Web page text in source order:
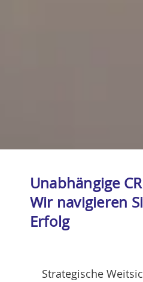
Unabhängige
Wir navigieren
Erfolg
Strategische